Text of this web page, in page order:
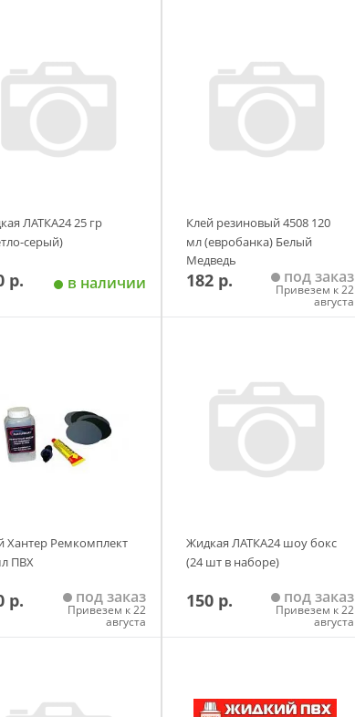
ЛАТКА24 25 гр
серый)
р. в наличии
Клей резиновый 4508 120
мл (евробанка) Белый
Медведь
182 р. под заказ
Привезем к 22
августа
Хантер Ремкомплект
ПВХ
р. под заказ
Привезем к 22
августа
Жидкая ЛАТКА24 шоу бокс
(24 шт в наборе)
150 р. под заказ
Привезем к 22
августа